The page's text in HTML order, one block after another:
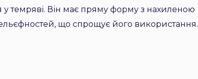
у темряві. Він має пряму форму з нахиленою
що спрощує його використання.